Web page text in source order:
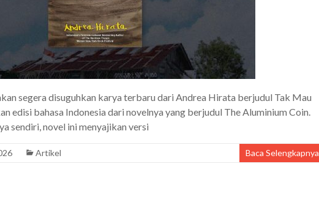
segera disuguhkan karya terbaru dari Andrea Hirata berjudul Tak Mau
edisi bahasa Indonesia dari novelnya yang berjudul The Aluminium Coin.
sendiri, novel ini menyajikan versi
Artikel Baca Selengkapnya